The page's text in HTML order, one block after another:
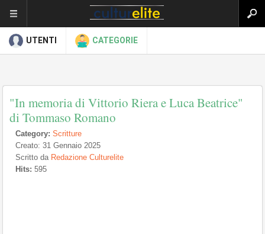
UTENTI CATEGORIE
"In memoria di Vittorio Riera e Luca Beatrice"
di Tommaso Romano
Category: Scritture
Creato: 31 Gennaio 2025
Scritto da Redazione Culturelite
Hits: 595